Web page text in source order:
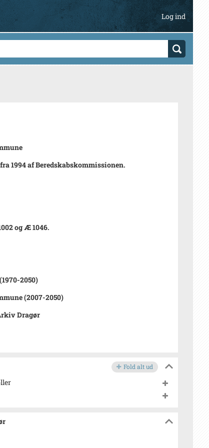
Log ind
1994 af Beredskabskommissionen.
og Æ 1046.
2050)
(2007-2050)
Dragør
Fold alt ud